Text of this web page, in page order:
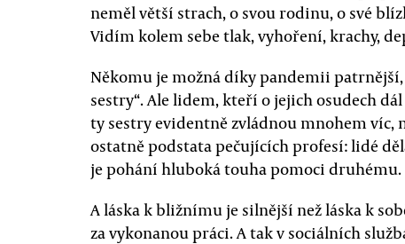
neměl větší strach, o svou rodinu, o své
Vidím kolem sebe tlak, vyhoření, krachy,
Někomu je možná díky pandemii
sestry“. Ale lidem, kteří o jejich osudech
ty sestry evidentně zvládnou mnohem víc,
ostatně podstata pečujících profesí: lidé
je pohání hluboká touha pomoci druhému.
A láska k bližnímu je silnější než láska k
za vykonanou práci. A tak v sociálních